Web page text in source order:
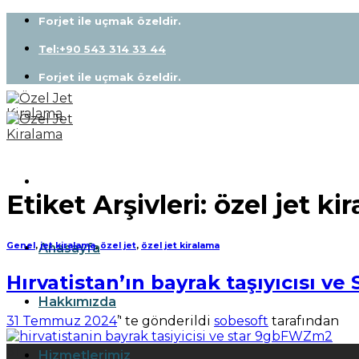
Skip
content
Forjet ile uçmak özeldir.
Tel:+90 543 314 33 44
Forjet ile uçmak özeldir.
Anasayfa
Hakkımızda
Hizmetlerimiz
Etiket Arşivleri: özel jet
Genel , jet kiralama,özel jet, özel jet kiralama
Hırvatistan’ın bayrak taşıyıcısı ve
31 Temmuz 2024’' te gönderildi sobesoft tarafından